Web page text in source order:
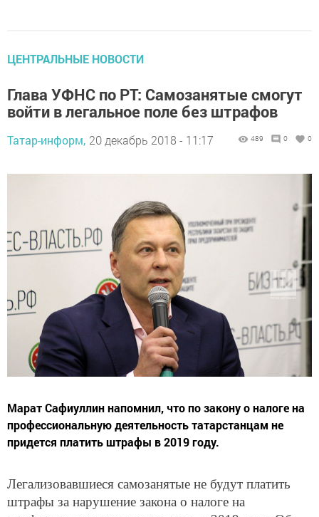
ЦЕНТРАЛЬНЫЕ НОВОСТИ
Глава УФНС по РТ: Самозанятые смогут
войти в легальное поле без штрафов
Татар-информ, 20 декабрь 2018 - 11:17 489 0 0
Марат Сафиуллин напомнил, что по закону о налоге на
профессиональную деятельность татарстанцам не
придется платить штрафы в 2019 году.
Легализовавшиеся самозанятые не будут платить
штрафы за нарушение закона о налоге на